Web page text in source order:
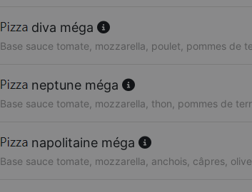
diva méga
Base sauce tomate, mozzarella, poulet, pommes de
neptune méga
Base sauce tomate, mozzarella, thon, pommes de
napolitaine méga
Base sauce tomate, mozzarella, anchois, câpres,